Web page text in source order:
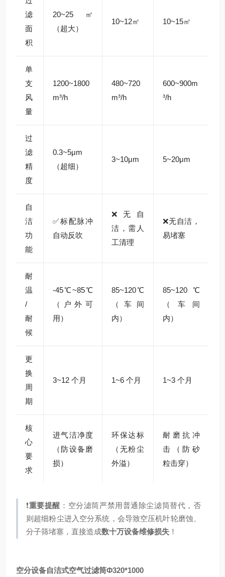
滤
面
积
20~25㎡
（超大）
10~12㎡ 10~15㎡
单
支
风
量
1200~1800
m³/h
480~720
m³/h
600~900m
³/h
过
滤
精
度
0.3~5μm
（超细）
3~10μm 5~20μm
自
洁
功
能
✅标配脉冲
自动反吹
❌无自
洁，需人
工清理
❌无自洁，
易堵塞
耐
温
/
耐
候
-45℃~85℃
（户外可
用）
85~120℃
（车间
内）
85~120℃
（车间
内）
更
换
周
期
3~12 个月 1~6 个月 1~3 个月
核
心
要
求
进气洁净度
（防设备磨
损）
环保达标
（无粉尘
外溢）
耐磨抗冲
击（防砂
粒击穿）
❗重要提醒 ：空分滤筒严禁用普通除尘滤筒替代，否
则超细粉尘进入空分系统，会导致空压机叶轮磨蚀、
分子筛堵塞，直接造成数十万设备维修损失 ！
空分设备自洁式空气过滤筒Φ‌320*1000